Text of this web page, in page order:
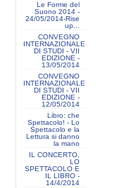
Le Forme del
Suono 2014 -
24/05/2014-Rise
up...
CONVEGNO
INTERNAZIONALE
DI STUDI - VII
EDIZIONE -
13/05/2014
CONVEGNO
INTERNAZIONALE
DI STUDI - VII
EDIZIONE -
12/05/2014
Libro: che
Spettacolo! - Lo
Spettacolo e la
Lettura si danno
la mano
IL CONCERTO,
LO
SPETTACOLO E
IL LIBRO -
14/4/2014